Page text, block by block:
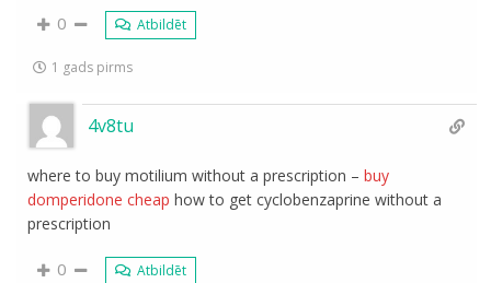
0 Atbildēt
1 gads pirms
4v8tu
where to buy motilium without a prescription –buy
domperidone cheap how to get cyclobenzaprine without a
prescription
0 Atbildēt